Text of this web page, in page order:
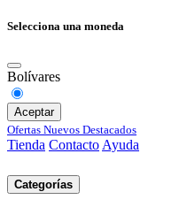
Selecciona una moneda
Bolívares
Aceptar
Ofertas Nuevos Destacados
Tienda Contacto Ayuda
Categorías